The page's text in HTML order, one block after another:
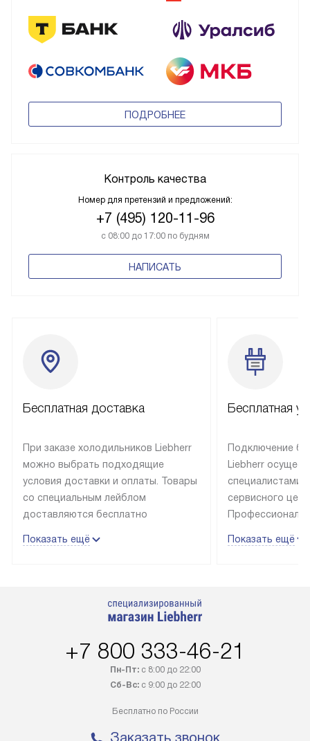
ПОДРОБНЕЕ
Контроль качества
Номер для претензий и предложений:
+7 (495) 120-11-96
с 08:00 до 17:00 по будням
НАПИСАТЬ
Бесплатная доставка
При заказе холодильников Liebherr
можно выбрать подходящие
условия доставки и оплаты. Товары
со специальным лейблом
доставляются бесплатно
до подъезда, выезд за МКАД
в течение трех дней. Доставка
регионы осуществляется через
100% предоплаты наша компания
до представительства
транспортной компании в городе
Показать ещё
Бесплатная
Подключение
Liebherr
специалистами
сервисного
эксплуатации
Стоимость
Показать ещё
+7 800 333-46-21
Пн-Пт:с 8:00 до 22:00
Сб-Вс:с 9:00 до 22:00
Бесплатно по России
Заказать звонок